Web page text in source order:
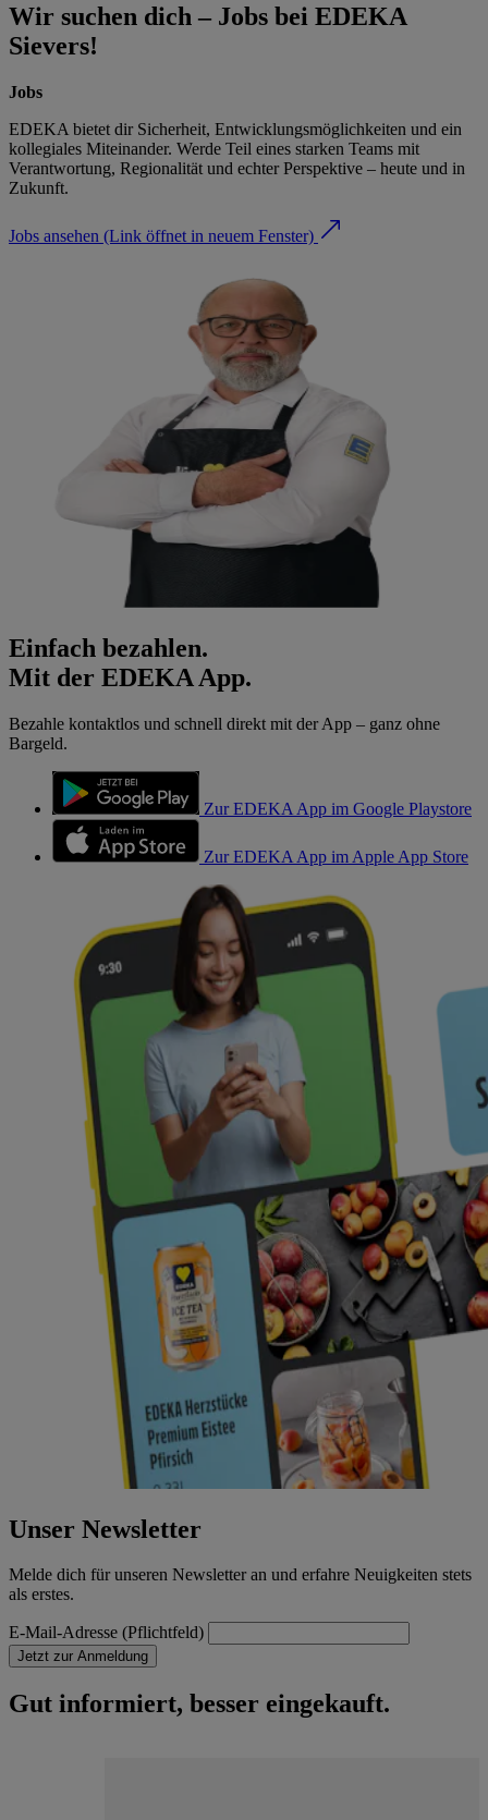
Wir suchen dich – Jobs bei EDEKA
Sievers!
Jobs
EDEKA bietet dir Sicherheit, Entwicklungsmöglichkeiten und ein
kollegiales Miteinander. Werde Teil eines starken Teams mit
Verantwortung, Regionalität und echter Perspektive – heute und in
Zukunft.
Jobs ansehen (Link öffnet in neuem Fenster)
Einfach bezahlen.
Mit der EDEKA App.
Bezahle kontaktlos und schnell direkt mit der App – ganz ohne
Bargeld.
Zur EDEKA App im Google Playstore
Zur EDEKA App im Apple App Store
Unser Newsletter
Melde dich für unseren Newsletter an und erfahre Neuigkeiten stets
als erstes.
E-Mail-Adresse (Pflichtfeld)
Jetzt zur Anmeldung
Gut informiert, besser eingekauft.